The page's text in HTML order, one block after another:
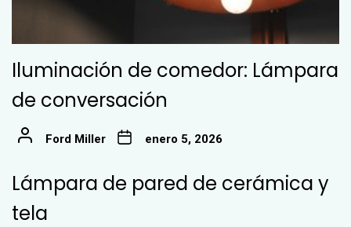
Iluminación de comedor: Lámpara
de conversación
Ford Miller enero 5, 2026
Lámpara de pared de cerámica y
tela